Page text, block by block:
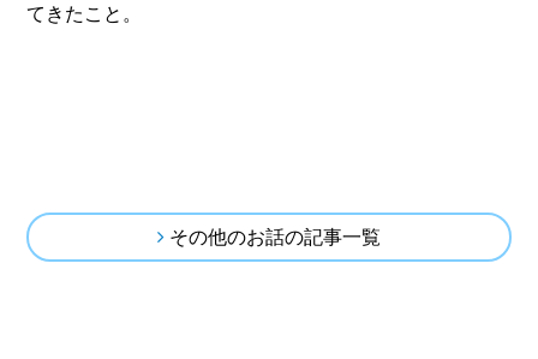
てきたこと。
その他のお話の記事一覧